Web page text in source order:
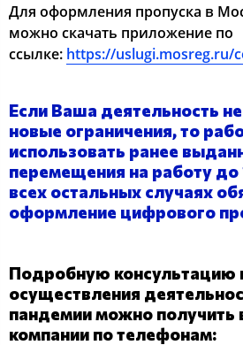
Для оформления пропуска в
можно скачать приложение по
ссылке: https://uslugi.mosreg.ru/
Если Ваша деятельность
новые ограничения, то
использовать ранее
перемещения на работу до
всех остальных случаях
оформление цифрового
Подробную консультацию
осуществления
пандемии можно получить
компании по телефонам: